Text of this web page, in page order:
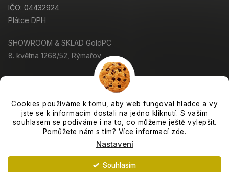
Cookies používáme k tomu, aby web fungoval hladce a vy
jste se k informacím dostali na jedno kliknutí. S vaším
souhlasem se podíváme i na to, co můžeme ještě vylepšit.
Pomůžete nám s tím? Více informací zde.
Nastavení
Souhlasím
Expedujeme každý pracovní den. :-)
IČO: 04432924
Plátce DPH
SHOWROOM & SKLAD GoldPC
8. května 1268/52, Rýmařov
Copyright 2026GoldPC.cz . Všechna práva vyhrazena.
Grafický návrh vytvořil a nakódovalShoptak.cz